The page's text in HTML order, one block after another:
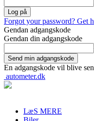
Forgot your password? Get
Gendan adgangskode
Gendan din adgangskode
En adgangskode vil blive
autometer.dk
LæS MERE